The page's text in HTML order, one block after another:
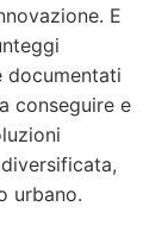
E
documentati
conseguire e
urbano.